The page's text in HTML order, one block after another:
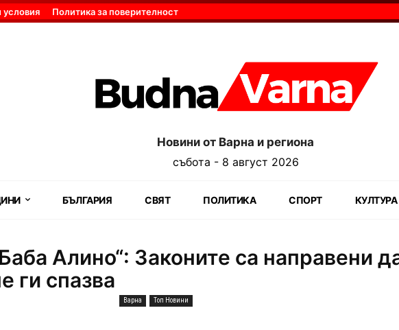
Политика за поверителност
Новини от Варна и региона
събота - 8 август 2026
БЪЛГАРИЯ СВЯТ ПОЛИТИКА СПОРТ КУЛТУРА
Алино“: Законите са направени
ги спазва
Варна Топ Новини